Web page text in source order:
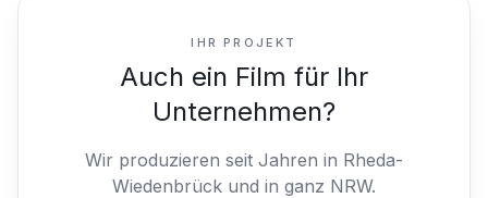
IHR PROJEKT
Auch ein Film für Ihr
Unternehmen?
Wir produzieren seit Jahren in Rheda-
Wiedenbrück und in ganz NRW.